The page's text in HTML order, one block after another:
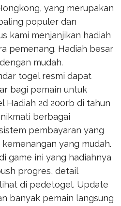
yang merupakan
populer dan
kami menjanjikan hadiah
pemenang. Hadiah besar
mudah.
togel resmi dapat
bagi pemain untuk
Hadiah 2d 200rb di tahun
berbagai
pembayaran yang
yang mudah.
game ini yang hadiahnya
progres, detail
di pedetogel. Update
banyak pemain langsung